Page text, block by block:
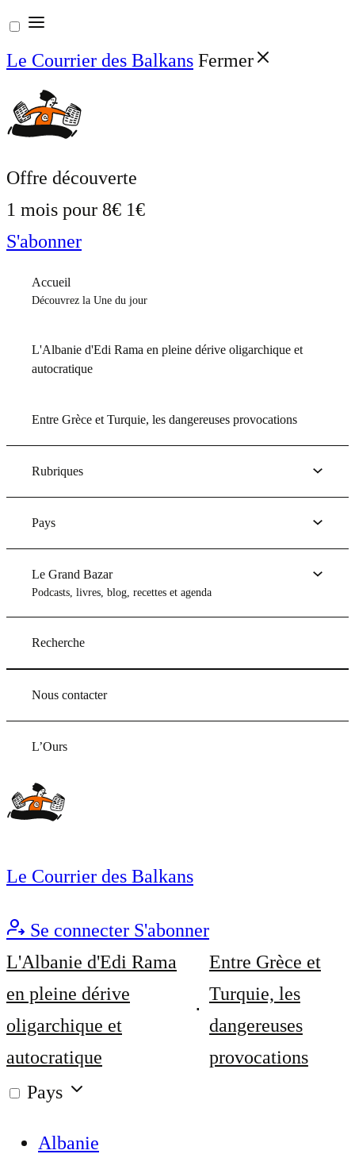
Aller
au
contenu
Le Courrier des Balkans Fermer
Offre découverte
1 mois pour 8€ 1€
S'abonner
Accueil
Découvrez la Une du jour
L'Albanie d'Edi Rama en pleine dérive oligarchique et
autocratique
Entre Grèce et Turquie, les dangereuses provocations
Rubriques
Pays
Le Grand Bazar
Podcasts, livres, blog, recettes et agenda
Recherche
Nous contacter
L’Ours
Le Courrier des Balkans
Se connecter S'abonner
L'Albanie d'Edi Rama
en pleine dérive
oligarchique et
autocratique
Entre Grèce et
Turquie, les
dangereuses
provocations
Pays
Albanie